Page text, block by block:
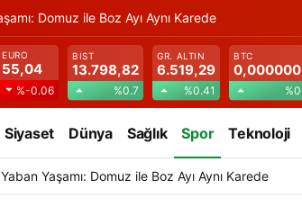
Domuz ile Boz Ayı Aynı Karede
EURO
55,04
%-0.06
BIST
13.798,82
%0.7
GR. ALTIN
6.519,29
%0.41
BTC
0,000000
%0
Siyaset Dünya Sağlık Spor Teknoloji
Yaşamı: Domuz ile Boz Ayı Aynı Karede